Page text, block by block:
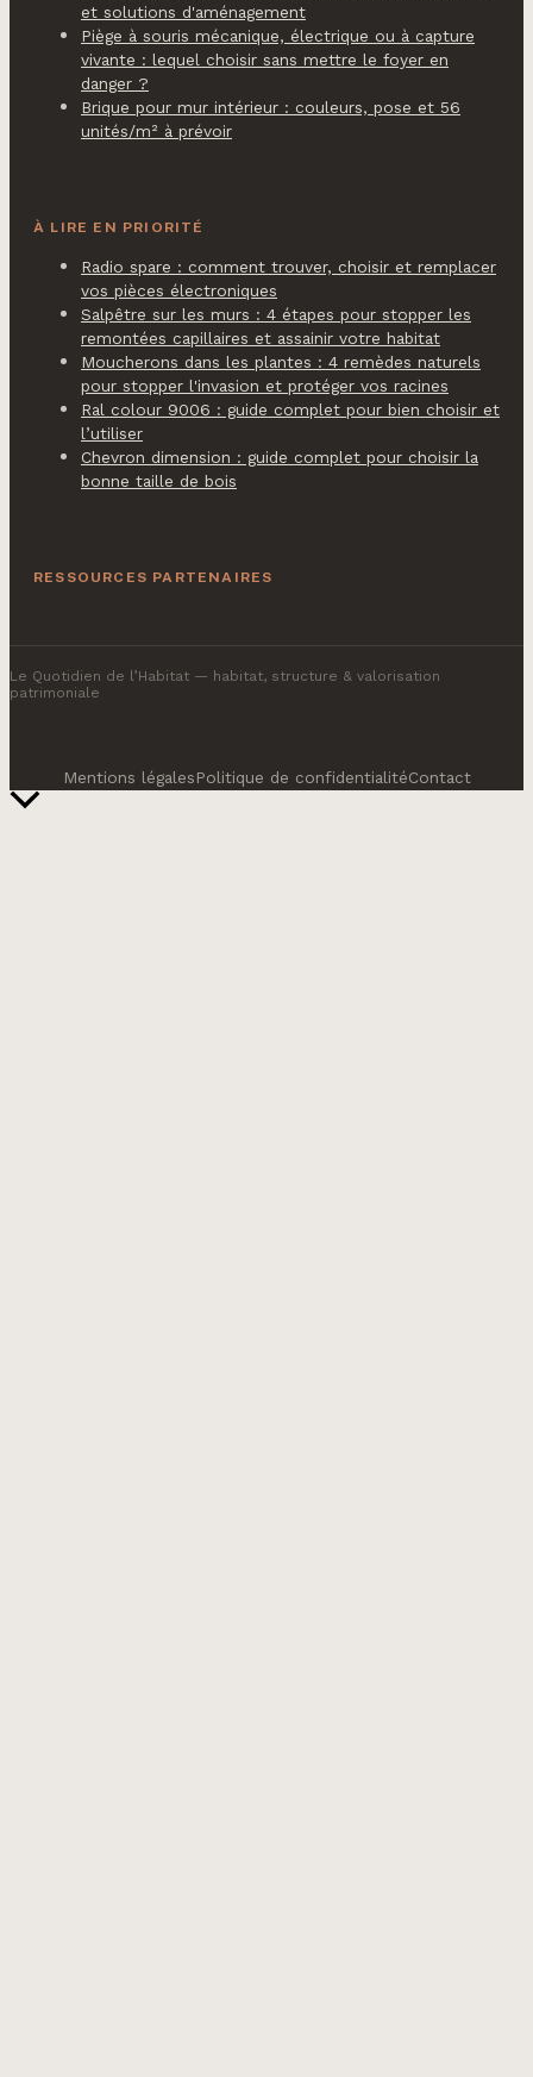
et solutions d'aménagement
Piège à souris mécanique, électrique ou à capture
vivante : lequel choisir sans mettre le foyer en
danger ?
Brique pour mur intérieur : couleurs, pose et 56
unités/m² à prévoir
À LIRE EN PRIORITÉ
Radio spare : comment trouver, choisir et remplacer
vos pièces électroniques
Salpêtre sur les murs : 4 étapes pour stopper les
remontées capillaires et assainir votre habitat
Moucherons dans les plantes : 4 remèdes naturels
pour stopper l'invasion et protéger vos racines
Ral colour 9006 : guide complet pour bien choisir et
l’utiliser
Chevron dimension : guide complet pour choisir la
bonne taille de bois
RESSOURCES PARTENAIRES
Le Quotidien de l’Habitat — habitat, structure & valorisation
patrimoniale
Mentions légalesPolitique de confidentialitéContact